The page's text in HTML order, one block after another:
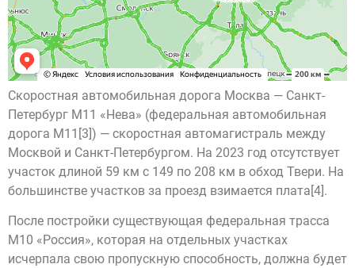
Скоростная автомобильная дорога Москва — Санкт-
Петербург М11 «Нева» (федеральная автомобильная
дорога М11[3]) — скоростная автомагистраль между
Москвой и Санкт-Петербургом. На 2023 год отсутствует
участок длиной 59 км с 149 по 208 км в обход Твери. На
большинстве участков за проезд взимается плата[4].
После постройки существующая федеральная трасса
М10 «Россия», которая на отдельных участках
исчерпала свою пропускную способность, должна будет